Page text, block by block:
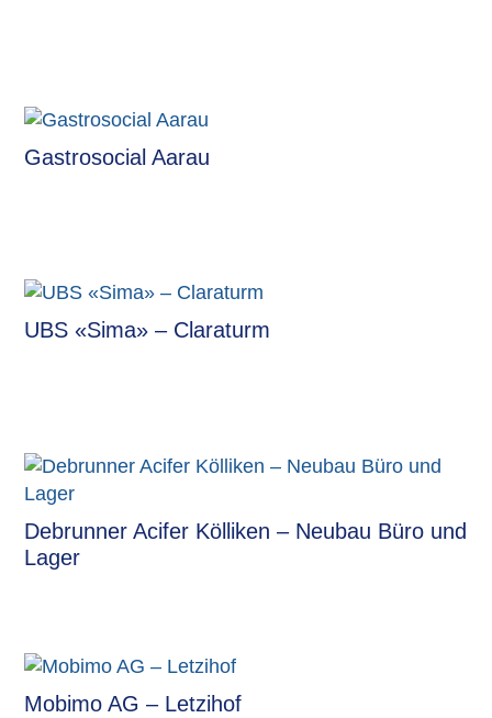
Gastrosocial Aarau
UBS «Sima» – Claraturm
Debrunner Acifer Kölliken – Neubau Büro und
Lager
Mobimo AG – Letzihof